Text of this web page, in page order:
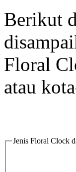
Berikut
Floral
atau
Jenis Floral Clock